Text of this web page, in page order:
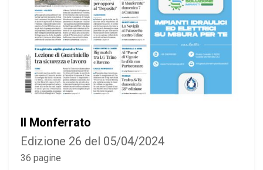
Il Monferrato
Edizione 26 del 05/04/2024
36 pagine